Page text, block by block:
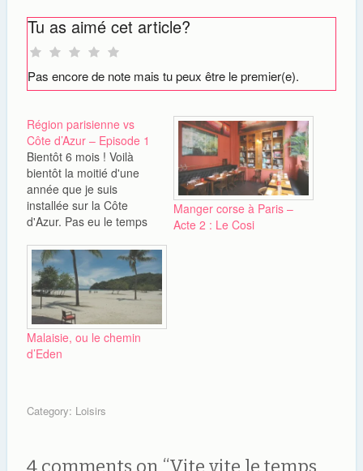
Tu as aimé cet article?
Pas encore de note mais tu peux être le premier(e).
Région parisienne vs
Côte d’Azur – Episode 1
Bientôt 6 mois ! Voilà
bientôt la moitié d'une
année que je suis
installée sur la Côte
d'Azur. Pas eu le temps
fête de Pacs, mon
nouveau boulot et
l'accident de Chéri, les
jours sont passés vite.
Mais à la veille des fêtes
de fin…
Manger corse à Paris –
Acte 2 : Le Cosi
Malaisie, ou le chemin
d’Eden
Category: Loisirs
4 comments on “Vite vite le temps